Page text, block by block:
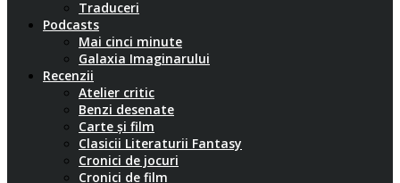
Traduceri
Podcasts
Mai cinci minute
Galaxia Imaginarului
Recenzii
Atelier critic
Benzi desenate
Carte și film
Clasicii Literaturii Fantasy
Cronici de jocuri
Cronici de film